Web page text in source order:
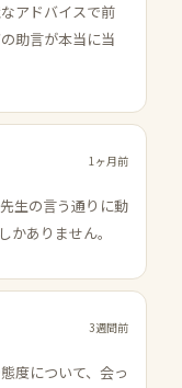
アドバイスで前
助言が本当に当
1ヶ月前
生の言う通りに動
かありません。
3週間前
度について、会っ